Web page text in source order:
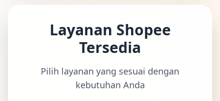
Layanan Shopee
Tersedia
Pilih layanan yang sesuai dengan
kebutuhan Anda